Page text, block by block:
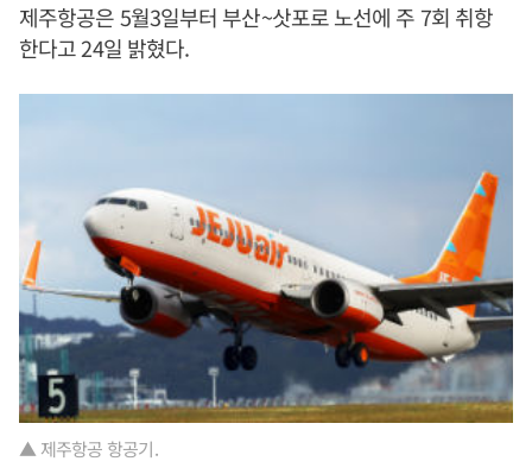
제주항공은 5월3일부터 부산~삿포로 노선에 주 7회 취항
한다고 24일 밝혔다.
▲ 제주항공 항공기.